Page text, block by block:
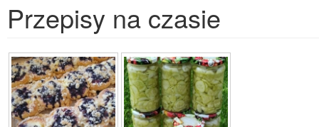
Przepisy na czasie